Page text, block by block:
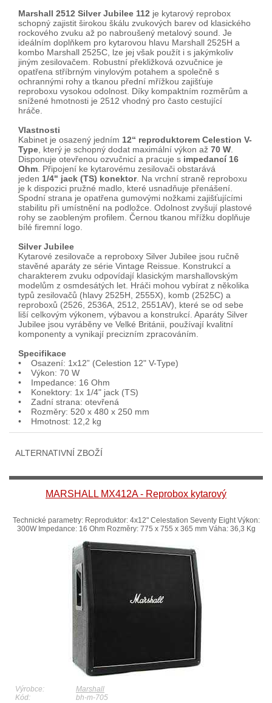
Marshall 2512 Silver Jubilee 112 je kytarový reprobox
schopný zajistit širokou škálu zvukových barev od klasického
rockového zvuku až po nabroušený metalový sound. Je
ideálním doplňkem pro kytarovou hlavu Marshall 2525H a
kombo Marshall 2525C, lze jej však použít i s jakýmkoliv
jiným zesilovačem. Robustní překližková ozvučnice je
opatřena stříbrným vinylovým potahem a společně s
ochrannými rohy a tkanou přední mřížkou zajišťuje
reproboxu vysokou odolnost. Díky kompaktním rozměrům a
snížené hmotnosti je 2512 vhodný pro často cestující
hráče.
Vlastnosti
Kabinet je osazený jedním 12“ reproduktorem Celestion V-
Type , který je schopný dodat maximální výkon až 70 W
Disponuje otevřenou ozvučnicí a pracuje s impedancí 16
Ohm . Připojení ke kytarovému zesilovači obstarává
jeden 1/4" jack (TS) konektor. Na vrchní straně reproboxu
je k dispozici pružné madlo, které usnadňuje přenášení.
Spodní strana je opatřena gumovými nožkami zajišťujícími
stabilitu při umístnění na podložce. Odolnost zvyšují plastové
rohy se zaobleným profilem. Černou tkanou mřížku doplňuje
bílé firemní logo.
Silver Jubilee
Kytarové zesilovače a reproboxy Silver Jubilee jsou ručně
stavěné aparáty ze série Vintage Reissue. Konstrukcí a
charakterem zvuku odpovídají klasickým marshallovským
modelům z osmdesátých let. Hráči mohou vybírat z několika
typů zesilovačů (hlavy 2525H, 2555X), komb (2525C) a
reproboxů (2526, 2536A, 2512, 2551AV), které se od sebe
liší celkovým výkonem, výbavou a konstrukcí. Aparáty Silver
Jubilee jsou vyráběny ve Velké Británii, používají kvalitní
komponenty a vynikají precizním zpracováním.
Specifikace
• Osazení: 1x12” (Celestion 12" V-Type)
• Výkon: 70 W
• Impedance: 16 Ohm
• Konektory: 1x 1/4" jack (TS)
• Zadní strana: otevřená
• Rozměry: 520 x 480 x 250 mm
• Hmotnost: 12,2 kg
ALTERNATIVNÍ ZBOŽÍ
MARSHALL MX412A - Reprobox kytarový
Technické parametry: Reproduktor: 4x12" Celestation Seventy Eight Výkon:
300W Impedance: 16 Ohm Rozměry: 775 x 755 x 365 mm Váha: 36,3 Kg
Výrobce:
Marshall
Kód:
bh-m-705